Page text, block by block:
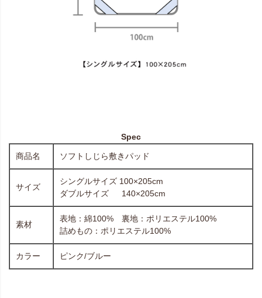
Spec
商品名 ソフトしじら敷きパッド
サイズ
シングルサイズ 100×205cm
ダブルサイズ 140×205cm
素材
表地：綿100% 裏地：ポリエステル100%
詰めもの：ポリエステル100%
カラー ピンク/ブルー